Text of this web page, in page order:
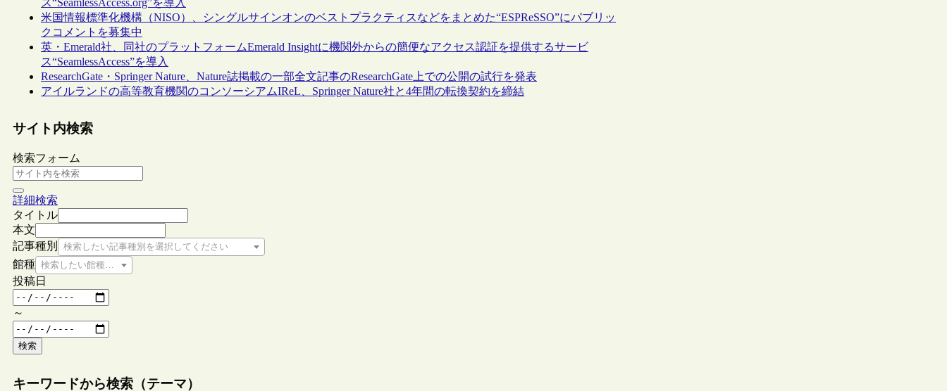
ス“SeamlessAccess.org”を導入
米国情報標準化機構（NISO）、シングルサインオンのベストプラクティスなどをまとめた“ESPReSSO”にパブリッ
クコメントを募集中
英・Emerald社、同社のプラットフォームEmerald Insightに機関外からの簡便なアクセス認証を提供するサービ
ス“SeamlessAccess”を導入
ResearchGate・Springer Nature、Nature誌掲載の一部全文記事のResearchGate上での公開の試行を発表
アイルランドの高等教育機関のコンソーシアムIReL、Springer Nature社と4年間の転換契約を締結
サイト内検索
検索フォーム
詳細検索
タイトル
本文
記事種別
検索したい記事種別を選択してください
館種 検索したい館種を選択してください
投稿日
～
検索
キーワードから検索（テーマ）